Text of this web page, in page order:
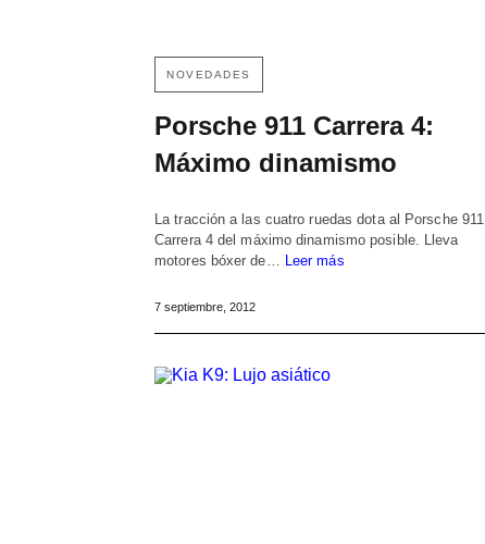
NOVEDADES
Porsche 911 Carrera 4:
Máximo dinamismo
La tracción a las cuatro ruedas dota al Porsche 911
Carrera 4 del máximo dinamismo posible. Lleva
motores bóxer de… Leer más
7 septiembre, 2012